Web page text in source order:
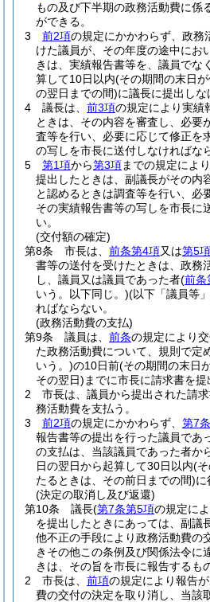
もの及び下半期の政務活動費に係
ができる。
3
前2項の規定にかかわらず、政務
けた議員が、その年度の途中にお
きは、実績報告書等を、議員でな
算して10日以内(その期間の末日
の翌日までの間)に議長に提出しな
4
議長は、 前3項の規定により実績
ときは、その内容を審査し、必要
査等を行い、必要に応じて修正を
の写しを市長に送付しなければな
5
第1項から第3項までの規定によ
提出したときは、副議長がその内
と認めるときは調査等を行い、必
その実績報告書等の写しを市長に
い。
(交付額の確定)
第8条
市長は、 前条第4項又は第5項
書等の送付を受けたときは、政務
し、議員又は議員であった者(前条
いう。以下同じ。)(以下「議員等
ればならない。
(政務活動費の支払)
第9条
議員は、 前条の規定により
た政務活動費について、規則で定
いう。)の10日前(その期間の末日
その翌日) までに市長に請求書を提
2
市長は、議員から提出された請
務活動費を支払う。
3
前2項の規定にかかわらず、 第7
報告書等の提出を行った議員であ
の支払は、当該議員であった者か
日の翌日から起算して30日以内(
たるときは、その前日までの間)に
(決定の取消し及び返還)
第10条
議長(第7条第5項の規定に
を提出したときにあっては、副議
他不正の手段により政務活動費の
きその他この条例及び関係法令に
きは、その旨を市長に報告するも
2
市長は、 前項の規定により報告
費の交付の決定を取り消し、当該